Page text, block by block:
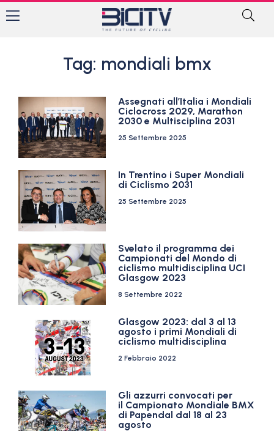
Tag: mondiali bmx
Assegnati all’Italia i Mondiali
Ciclocross 2029, Marathon
2030 e Multisciplina 2031
25 Settembre 2025
In Trentino i Super Mondiali
di Ciclismo 2031
25 Settembre 2025
Svelato il programma dei
Campionati del Mondo di
ciclismo multidisciplina UCI
Glasgow 2023
8 Settembre 2022
Glasgow 2023: dal 3 al 13
agosto i primi Mondiali di
ciclismo multidisciplina
2 Febbraio 2022
Gli azzurri convocati per
il Campionato Mondiale BMX
di Papendal dal 18 al 23
agosto